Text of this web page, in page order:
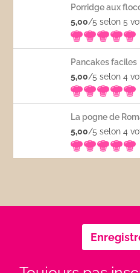
5,00/5 selon 5
Pancakes faciles
5,00/5 selon 4
La pogne de
5,00/5 selon 4